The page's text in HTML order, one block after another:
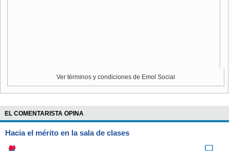
Ver términos y condiciones de Emol Social
EL COMENTARISTA OPINA
Hacia el mérito en la sala de clases